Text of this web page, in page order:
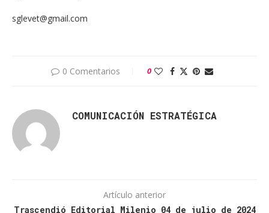
sglevet@gmail.com
0 Comentarios 0
COMUNICACIÓN ESTRATÉGICA
Artículo anterior
Trascendió Editorial Milenio 04 de julio de 2024